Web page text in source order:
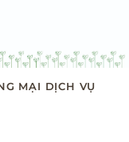
MẠI DỊCH VỤ